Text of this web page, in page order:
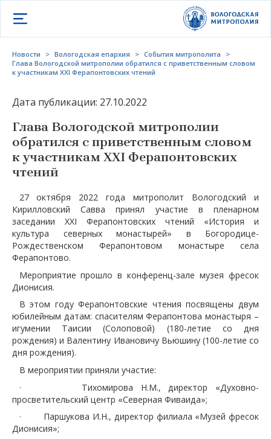
Открыть меню
Новости > Вологодская епархия > События митрополита
>
Глава Вологодской митрополии обратился с приветственным словом
к участникам XXI Ферапонтовских чтений
Дата публикации: 27.10.2022
Глава Вологодской митрополии
обратился с приветственным словом
к участникам XXI Ферапонтовских
чтений
27 октября 2022 года митрополит Вологодский и
Кирилловский Савва принял участие в пленарном
заседании XXI Ферапонтовских чтений «История и
культура северных монастырей» в Богородице-
Рождественском Ферапонтовом монастыре села
Ферапонтово.
Мероприятие прошло в конференц-зале музея фресок
Дионисия.
В этом году Ферапонтовские чтения посвящены двум
юбилейным датам: спасителям Ферапонтова монастыря –
игумении Таисии (Солоповой) (180-летие со дня
рождения) и Валентину Ивановичу Вьюшину (100-летие со
дня рождения).
В мероприятии приняли участие:
·
Тихомирова Н.М., директор «Духовно-
просветительский центр «Северная Фиваида»;
·
Паршукова И.Н., директор филиала «Музей фресок
Дионисия»;